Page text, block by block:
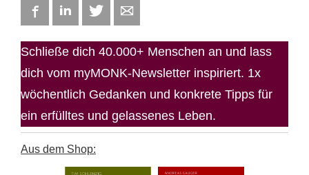
FacebookLinkedIn Twitter
Schließe dich 40.000+ Menschen an und lass
dich vom myMONK-Newsletter inspiriert. 1x
wöchentlich Gedanken und konkrete Tipps für
ein erfülltes und gelassenes Leben.
Aus dem Shop: